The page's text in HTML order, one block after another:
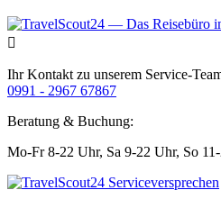
Ihr Kontakt zu unserem Service-
0991 - 2967 67867
Beratung & Buchung:
Mo-Fr 8-22 Uhr, Sa 9-22 Uhr, So